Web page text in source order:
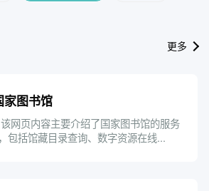
更多
家图书馆
网页内容主要介绍了国家图书馆的服务
包括馆藏目录查询、数字资源在线...